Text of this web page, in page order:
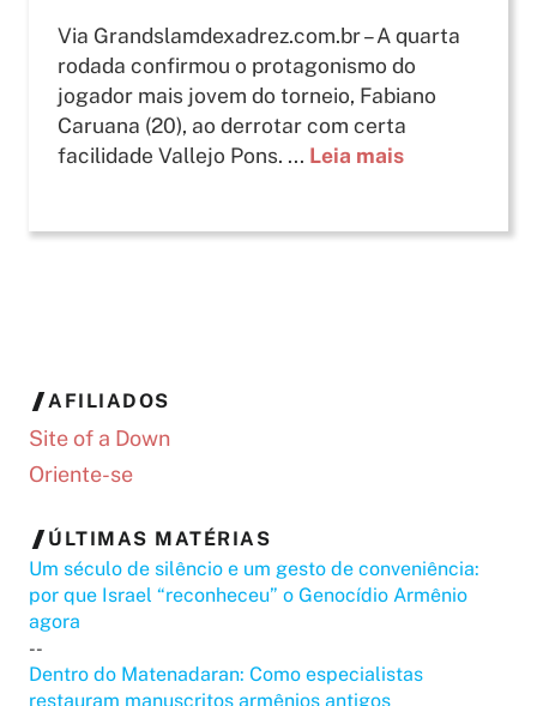
Via Grandslamdexadrez.com.br – A quarta
rodada confirmou o protagonismo do
jogador mais jovem do torneio, Fabiano
Caruana (20), ao derrotar com certa
facilidade Vallejo Pons. ... Leia mais
AFILIADOS
Site of a Down
Oriente-se
ÚLTIMAS MATÉRIAS
Um século de silêncio e um gesto de conveniência:
por que Israel “reconheceu” o Genocídio Armênio
agora
--
Dentro do Matenadaran: Como especialistas
restauram manuscritos armênios antigos